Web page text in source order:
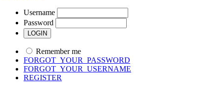
Username
Password
Remember me
FORGOT_YOUR_PASSWORD
FORGOT_YOUR_USERNAME
REGISTER